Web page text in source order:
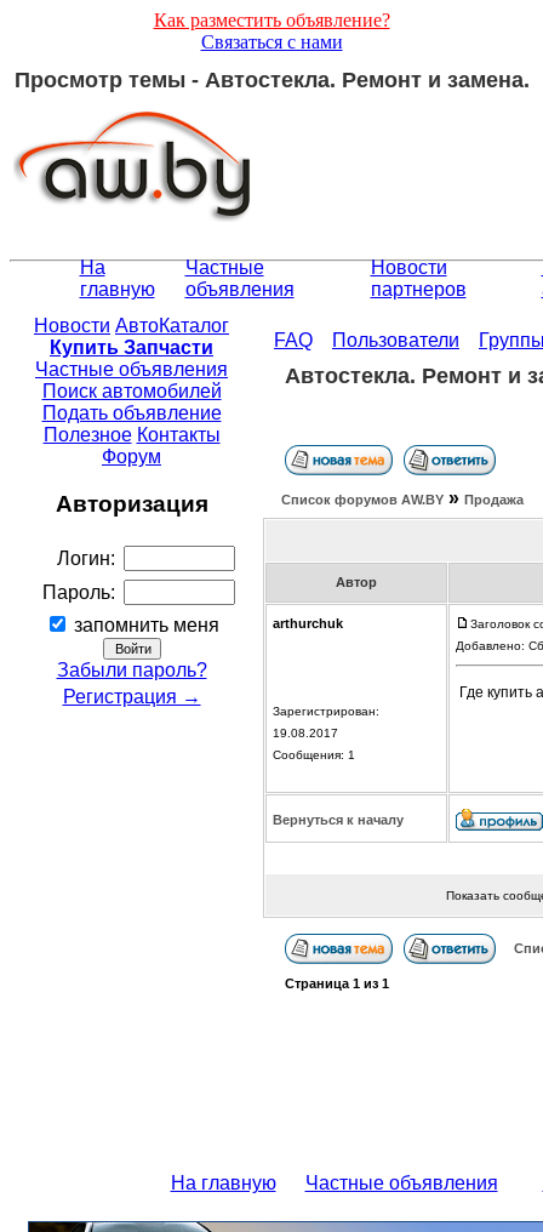
Как разместить объявление?
Связаться с нами
Просмотр темы - Автостекла. Ремонт и замена.
На
главную
Частные
объявления
Новости
партнеров
Новости АвтоКаталог
Купить Запчасти
Частные объявления
Поиск автомобилей
Подать объявление
Полезное Контакты
Форум
Авторизация
Логин:
Пароль:
запомнить меня
Забыли пароль?
Регистрация →
FAQ Пользователи
Автостекла. Ремонт и
Список форумов АW.BY » Продажа
Автор
arthurchuk
Зарегистрирован:
19.08.2017
Сообщения: 1
Заголовок
Добавлено:
Где купить
Вернуться к началу
Показать
Страница 1из 1
На главную Частные объявления